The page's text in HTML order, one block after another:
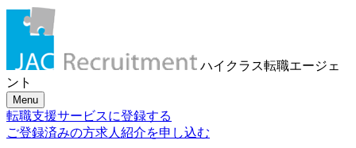
ハイクラス転職エージェ
ント
Menu
転職支援サービスに登録する
ご登録済みの方求人紹介を申し込む